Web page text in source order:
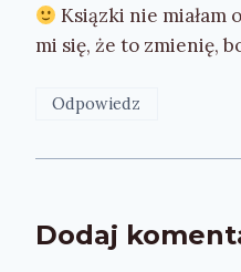
Ksiązki nie miałam
mi się, że to zmienię,
Odpowiedz
Dodaj